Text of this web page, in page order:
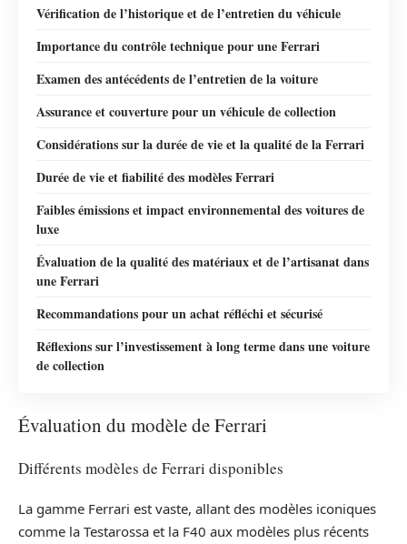
Vérification de l’historique et de l’entretien du véhicule
Importance du contrôle technique pour une Ferrari
Examen des antécédents de l’entretien de la voiture
Assurance et couverture pour un véhicule de collection
Considérations sur la durée de vie et la qualité de la Ferrari
Durée de vie et fiabilité des modèles Ferrari
Faibles émissions et impact environnemental des voitures de
luxe
Évaluation de la qualité des matériaux et de l’artisanat dans
une Ferrari
Recommandations pour un achat réfléchi et sécurisé
Réflexions sur l’investissement à long terme dans une voiture
de collection
Évaluation du modèle de Ferrari
Différents modèles de Ferrari disponibles
La gamme Ferrari est vaste, allant des modèles iconiques
comme la Testarossa et la F40 aux modèles plus récents